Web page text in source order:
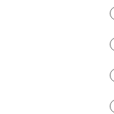
Работает на